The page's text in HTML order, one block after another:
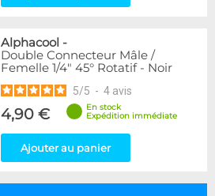
Alphacool -
Double Connecteur Mâle /
Femelle 1/4" 45° Rotatif - Noir
5/5 - 4 avis
4,90 €
En stock
Expédition immédiate
Ajouter au panier